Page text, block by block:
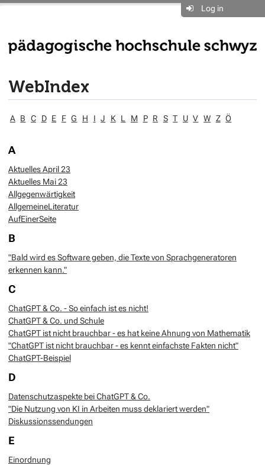
Log in
WebIndex
A B C D E F G H I J K L M P R S T U V W Z Ö
A
Aktuelles April 23
Aktuelles Mai 23
Allgegenwärtigkeit
AllgemeineLiteratur
AufEinerSeite
B
"Bald wird es Software geben, die Texte von Sprachgeneratoren
erkennen kann."
C
ChatGPT & Co. - So einfach ist es nicht!
ChatGPT & Co. und Schule
ChatGPT ist nicht brauchbar - es hat keine Ahnung von Mathematik
"ChatGPT ist nicht brauchbar - es kennt einfachste Fakten nicht"
ChatGPT-Beispiel
D
Datenschutzaspekte bei ChatGPT & Co.
"Die Nutzung von KI in Arbeiten muss deklariert werden"
Diskussionssendungen
E
Einordnung